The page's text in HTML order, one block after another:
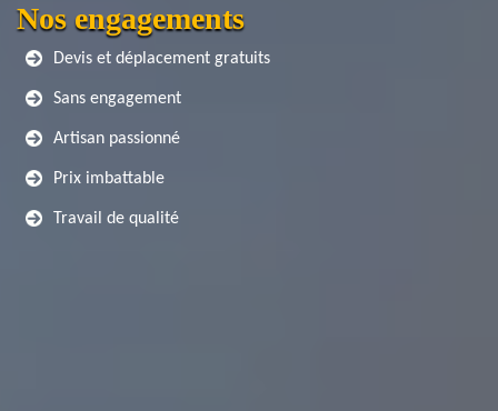
Nos engagements
Devis et déplacement gratuits
Sans engagement
Artisan passionné
Prix imbattable
Travail de qualité